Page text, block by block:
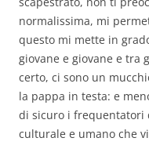
normalissima, mi
questo mi mette in
giovane e giovane e tra
certo, ci sono un
la pappa in testa: e
di sicuro i frequentatori
culturale e umano che